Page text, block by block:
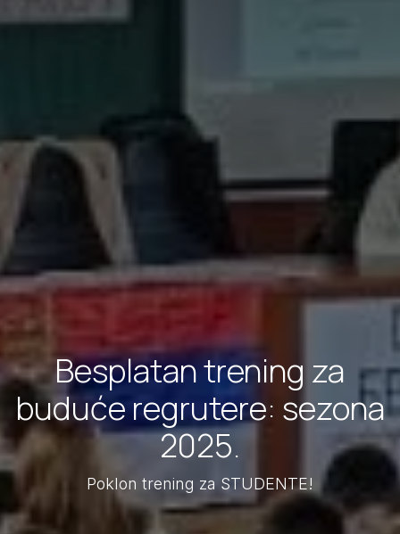
Besplatan trening za
buduće regrutere: sezona
2025.
Poklon trening za STUDENTE!